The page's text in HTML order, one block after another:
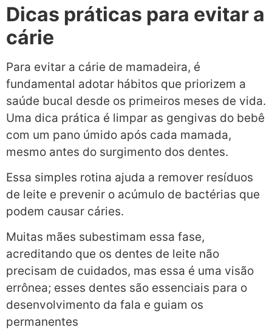
Dicas práticas para evitar a
cárie
Para evitar a cárie de mamadeira, é
fundamental adotar hábitos que priorizem a
saúde bucal desde os primeiros meses de vida.
Uma dica prática é limpar as gengivas do bebê
com um pano úmido após cada mamada,
mesmo antes do surgimento dos dentes.
Essa simples rotina ajuda a remover resíduos
de leite e prevenir o acúmulo de bactérias que
podem causar cáries.
Muitas mães subestimam essa fase,
acreditando que os dentes de leite não
precisam de cuidados, mas essa é uma visão
errônea; esses dentes são essenciais para o
desenvolvimento da fala e guiam os
permanentes